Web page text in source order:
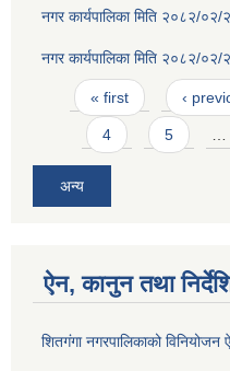
नगर कार्यपालिका मिति २०८२/
नगर कार्यपालिका मिति २०८२/
Pages
« first ‹
4 5 …
अन्य
ऐन, कानुन तथा
शितगंगा नगरपालिकाको